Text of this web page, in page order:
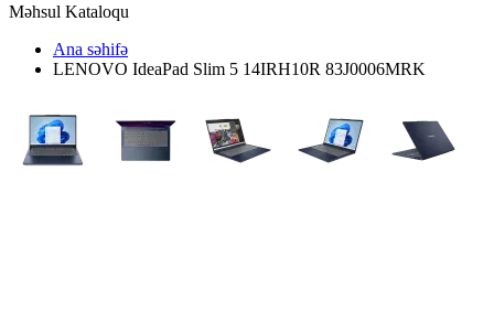
Məhsul Kataloqu
Ana səhifə
LENOVO IdeaPad Slim 5 14IRH10R 83J0006MRK